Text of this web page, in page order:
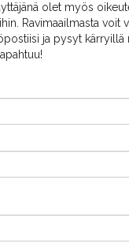
olet myös
Ravimaailmasta voit
ja pysyt kärryillä